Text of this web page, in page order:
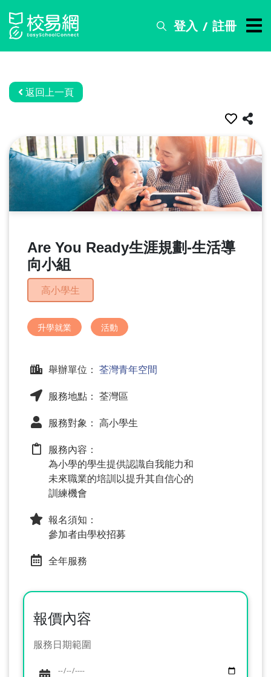
登入 / 註冊
搜
務
資
訊
關
於
我
返回上一頁
Are You Ready生涯規劃-生活導
向小組
高小學生
升學就業 活動
舉辦單位： 荃灣青年空間
服務地點： 荃灣區
服務對象： 高小學生
服務內容：
為小學的學生提供認識自我能力和
未來職業的培訓以提升其自信心的
訓練機會
報名須知：
參加者由學校招募
全年服務
報價內容
服務日期範圍